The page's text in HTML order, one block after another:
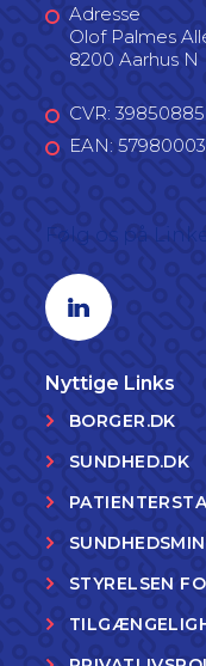
Adresse
Olof Palmes
8200 Aarhus N
CVR: 39850885
EAN:
Linkedin profil
Nyttige Links
BORGER.DK
SUNDHED.DK
STYRELSEN